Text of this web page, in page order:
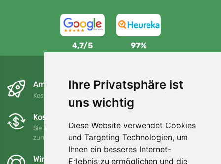
Ihre Privatsphäre ist
uns wichtig
Diese Website verwendet Cookies
und Targeting Technologien, um
Ihnen ein besseres Internet-
Erlebnis zu ermöglichen und die
4,7/5 97%
Am nächsten Tag und kostenlos
Kostenloser Versand für Bestellungen über 80 EUR
Kostenloser Umtausch und Rückgabe
Sie können Ihre Bestellung jederzeit innerhalb von 90 Tagen
zurückgeben oder umtauschen.
Wir unterstützen Trees.org